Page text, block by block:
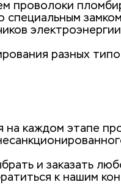
проволоки
разных
на каждом этапе
и заказать
к нашим